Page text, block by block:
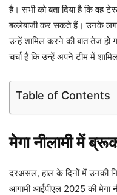
है। सभी को बता दिया है कि वह
बल्लेबाजी कर सकते हैं। उनके
उन्हें शामिल करने की बात तेज
चर्चा है कि उन्हें अपने टीम में
Table of Contents
मेगा नीलामी में
दरअसल, हाल के दिनों में उनकी
आगामी आईपीएल 2025 की मेगा